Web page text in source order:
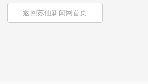
返回苏仙新闻网首页